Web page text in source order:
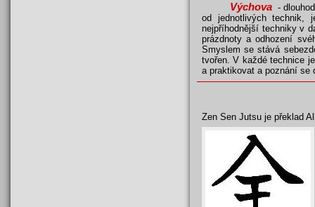
Výchova -
od jednotlivých technik,
nejpříhodnější techniky v
prázdnoty a odhození
Smyslem se stává
tvořen. V každé technice
a praktikovat a poznání se
Zen Sen Jutsu je překlad